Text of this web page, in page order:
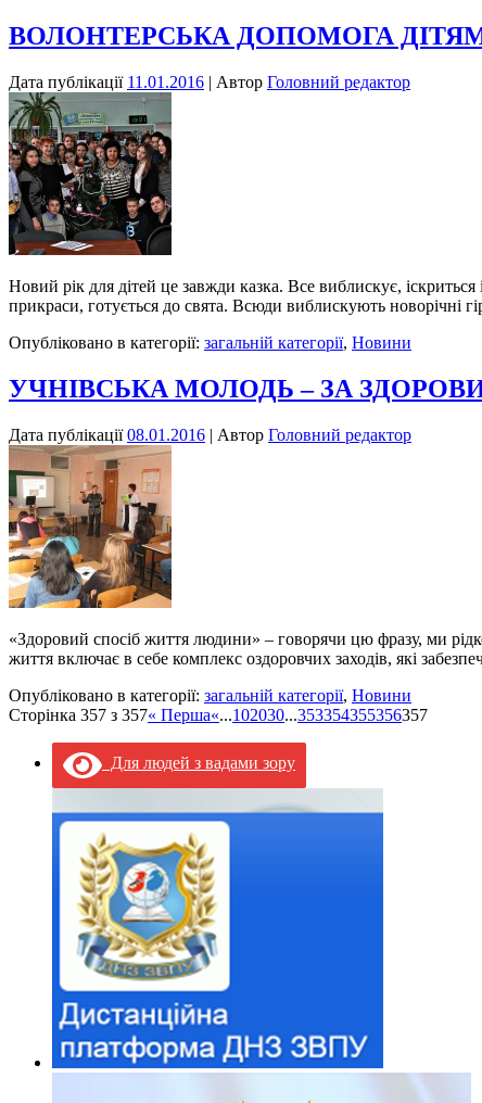
ВОЛОНТЕРСЬКА ДОПОМОГА
Дата публікації 11.01.2016 | Автор Головний редактор
Новий рік для дітей це завжди казка. Все виблискує,
прикраси, готується до свята. Всюди виблискують новорічні
Опубліковано в категорії: загальній категорії, Новини
УЧНІВСЬКА МОЛОДЬ – ЗА
Дата публікації 08.01.2016 | Автор Головний редактор
«Здоровий спосіб життя людини» – говорячи цю фразу, ми
життя включає в себе комплекс оздоровчих заходів, які
Опубліковано в категорії: загальній категорії, Новини
Сторінка 357 з 357« Перша«...102030...353354355356357
Для людей з вадами зору